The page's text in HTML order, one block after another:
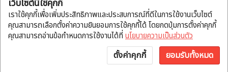
แจ้งโอน บัญชี พูดคุย
เว็บไซต์นี้ใช้คุกกี้
เราใช้คุกกี้เพื่อเพิ่มประสิทธิภาพและประสบการณ์ที่ดีในการใช้งานเว็บไซต์
คุณสามารถเลือกตั้งค่าความยินยอมการใช้คุกกี้ได้ โดยกดปุ่มการตั้งค่าคุกกี้
คุณสามารถอ่านข้อกำหนดการใช้งานได้ที่ นโยบายความเป็นส่วนตัว
ตั้งค่าคุกกี้ ยอมรับทั้งหมด